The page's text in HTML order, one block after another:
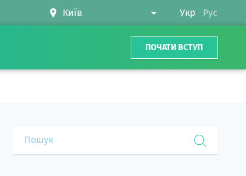
Укр Рус
ПОЧАТИ ВСТУП